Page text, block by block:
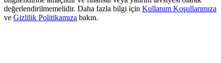
Exclusive for BitMart Users
Register & Trade to Win 500,000 USDT
değerlendirilmemelidir. Daha fazla bilgi için Kullanım Koşullarımıza
ve Gizlilik Politikamıza bakın.